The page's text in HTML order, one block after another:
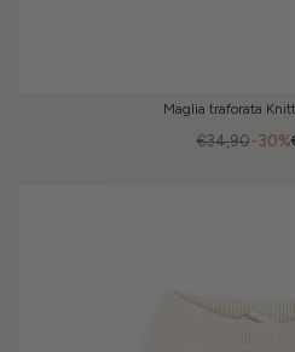
Maglia traforata
-30%
€34,90